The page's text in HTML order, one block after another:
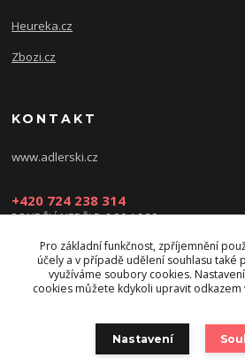
Heureka.cz
Zbozi.cz
KONTAKT
www.adlerski.cz
+420 724 238 314
PONDĚLÍ-NEDĚLE: 8:30-16:30
eshop@adler-ski.cz
Pro základní funkčnost, zpříjemnění
účely a v případě udělení souhlasu také
využíváme soubory cookies.
cookies můžete kdykoli upravit odkazem
Nastavení